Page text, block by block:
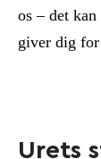
os – det
giver dig
Urets